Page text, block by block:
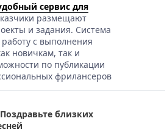
сервис для
размещают
и задания. Система
с выполнения
новичкам, так и
по публикации
фрилансеров
близких